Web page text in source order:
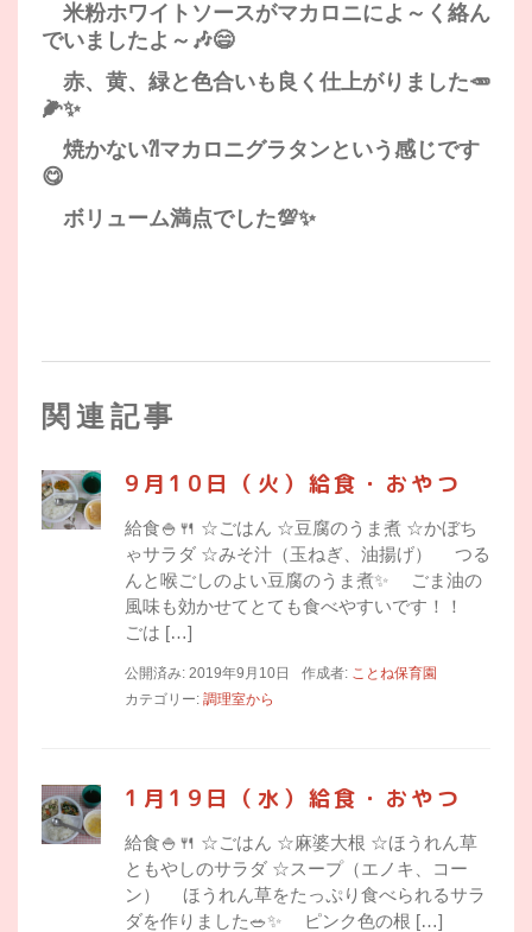
米粉ホワイトソースがマカロニによ～く絡ん
でいましたよ～🎶😄
赤、黄、緑と色合いも良く仕上がりました🥕
🌽✨
焼かない⁈マカロニグラタンという感じです
😋
ボリューム満点でした💯✨
関連記事
9月10日（火）給食・おやつ
給食🍚🍴 ☆ごはん ☆豆腐のうま煮 ☆かぼち
ゃサラダ ☆みそ汁（玉ねぎ、油揚げ） つる
んと喉ごしのよい豆腐のうま煮✨ ごま油の
風味も効かせてとても食べやすいです！！
ごは […]
公開済み: 2019年9月10日 作成者: ことね保育園
カテゴリー: 調理室から
1月19日（水）給食・おやつ
給食🍚🍴 ☆ごはん ☆麻婆大根 ☆ほうれん草
ともやしのサラダ ☆スープ（エノキ、コー
ン） ほうれん草をたっぷり食べられるサラ
ダを作りました🥗✨ ピンク色の根 […]